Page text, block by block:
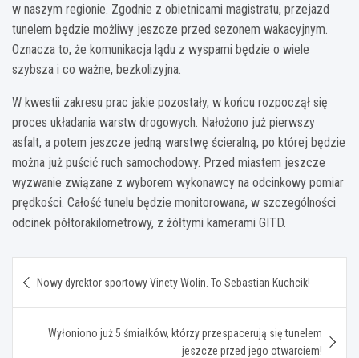
w naszym regionie. Zgodnie z obietnicami magistratu, przejazd
tunelem będzie możliwy jeszcze przed sezonem wakacyjnym.
Oznacza to, że komunikacja lądu z wyspami będzie o wiele
szybsza i co ważne, bezkolizyjna.
W kwestii zakresu prac jakie pozostały, w końcu rozpoczął się
proces układania warstw drogowych. Nałożono już pierwszy
asfalt, a potem jeszcze jedną warstwę ścieralną, po której będzie
można już puścić ruch samochodowy. Przed miastem jeszcze
wyzwanie związane z wyborem wykonawcy na odcinkowy pomiar
prędkości. Całość tunelu będzie monitorowana, w szczególności
odcinek półtorakilometrowy, z żółtymi kamerami GITD.
wpisu
Nowy dyrektor sportowy Vinety Wolin. To Sebastian Kuchcik!
Wyłoniono już 5 śmiałków, którzy przespacerują się tunelem
jeszcze przed jego otwarciem!